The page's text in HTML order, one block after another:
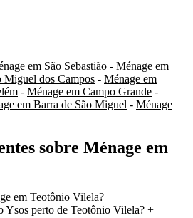
em São Sebastião - Ménage em
Miguel dos Campos - Ménage em
- Ménage em Campo Grande -
em Barra de São Miguel - Ménage
sobre Ménage em
em Teotônio Vilela? +
Ysos perto de Teotônio Vilela? +